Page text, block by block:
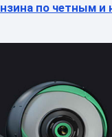
по четным и